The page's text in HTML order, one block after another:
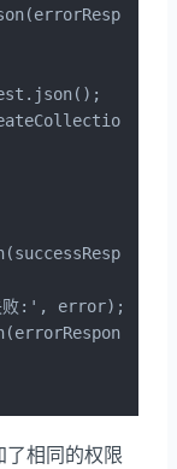
:', error);
了相同的权限